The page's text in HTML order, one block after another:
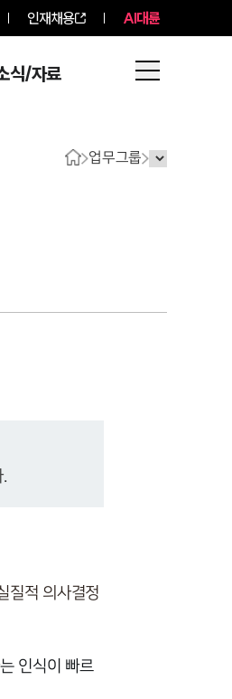
인재채용 AI대륜
식/자료
너 로펌
색
업무그룹
질적 의사결정
인식이 빠르